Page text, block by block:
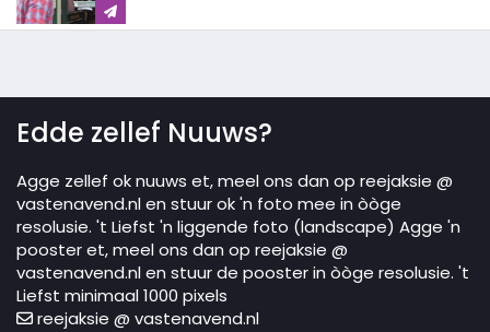
Edde zellef Nuuws?
Agge zellef ok nuuws et, meel ons dan op reejaksie @
vastenavend.nl en stuur ok 'n foto mee in òòge
resolusie. 't Liefst 'n liggende foto (landscape) Agge 'n
pooster et, meel ons dan op reejaksie @
vastenavend.nl en stuur de pooster in òòge resolusie. 't
Liefst minimaal 1000 pixels
reejaksie @ vastenavend.nl